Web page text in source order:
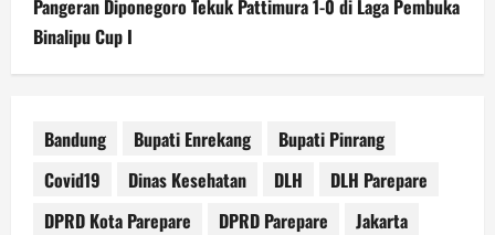
Pangeran Diponegoro Tekuk Pattimura 1-0 di Laga Pembuka
Binalipu Cup I
Bandung Bupati Enrekang
Bupati Pinrang
Covid19
Dinas Kesehatan DLH
DLH Parepare
DPRD Kota Parepare
DPRD Parepare
Jakarta